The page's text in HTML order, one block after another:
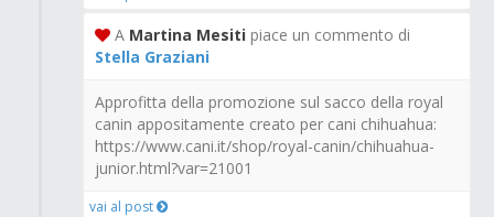
A Martina Mesiti piace un commento di
Stella Graziani
Approfitta della promozione sul sacco della royal
canin appositamente creato per cani chihuahua:
https://www.cani.it/shop/royal-canin/chihuahua-
junior.html?var=21001
vai al post